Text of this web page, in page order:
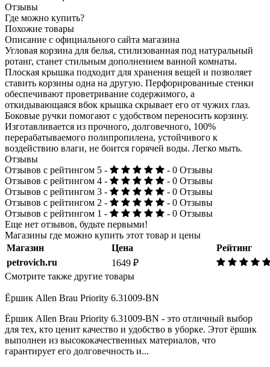
Отзывы
Где можно купить?
Похожие товары
Описание с официального сайта магазина
Угловая корзина для белья, стилизованная под натуральный
ротанг, станет стильным дополнением ванной комнаты.
Плоская крышка подходит для хранения вещей и позволяет
ставить корзины одна на другую. Перфорированные стенки
обеспечивают проветривание содержимого, а
откидывающаяся вбок крышка скрывает его от чужих глаз.
Боковые ручки помогают с удобством переносить корзину.
Изготавливается из прочного, долговечного, 100%
перерабатываемого полипропилена, устойчивого к
воздействию влаги, не боится горячей воды. Легко мыть.
Отзывы
Отзывов с рейтингом 5 -
- 0 Отзывы
Отзывов с рейтингом 4 -
- 0 Отзывы
Отзывов с рейтингом 3 -
- 0 Отзывы
Отзывов с рейтингом 2 -
- 0 Отзывы
Отзывов с рейтингом 1 -
- 0 Отзывы
Еще нет отзывов, будьте первыми!
Магазины где можно купить этот товар и цены
Магазин
Цена
Рейтинг
petrovich.ru
1649 ₽
Смотрите также другие товары
Ёршик Allen Brau Priority 6.31009-BN
Ёршик Allen Brau Priority 6.31009-BN - это отличный выбор
для тех, кто ценит качество и удобство в уборке. Этот ёршик
выполнен из высококачественных материалов, что
гарантирует его долговечность и...